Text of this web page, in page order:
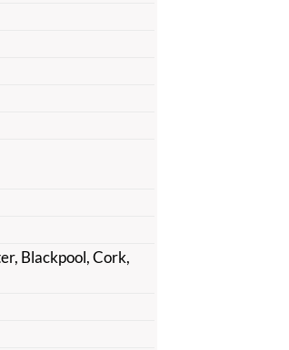
Blackpool, Cork,